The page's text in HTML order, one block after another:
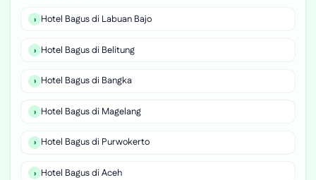
Hotel Bagus di Labuan Bajo
Hotel Bagus di Belitung
Hotel Bagus di Bangka
Hotel Bagus di Magelang
Hotel Bagus di Purwokerto
Hotel Bagus di Aceh